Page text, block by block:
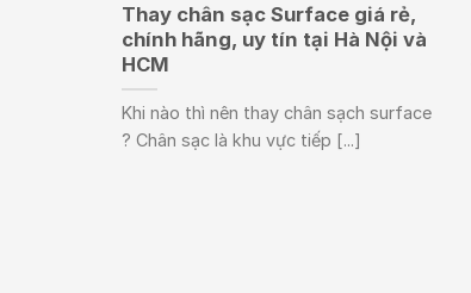
Thay chân sạc Surface giá rẻ,
chính hãng, uy tín tại Hà Nội và
HCM
Khi nào thì nên thay chân sạch surface
? Chân sạc là khu vực tiếp [...]